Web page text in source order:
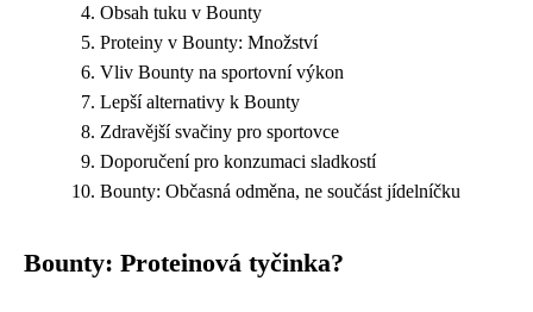
Obsah tuku v Bounty
Proteiny v Bounty: Množství
Vliv Bounty na sportovní výkon
Lepší alternativy k Bounty
Zdravější svačiny pro sportovce
Doporučení pro konzumaci sladkostí
Bounty: Občasná odměna, ne součást jídelníčku
Bounty: Proteinová tyčinka?